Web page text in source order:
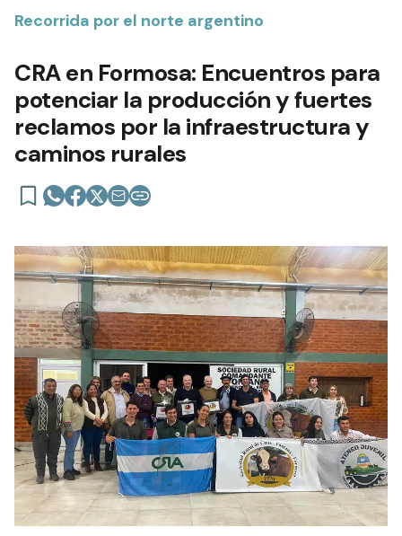
Recorrida por el norte argentino
CRA en Formosa: Encuentros para
potenciar la producción y fuertes
reclamos por la infraestructura y
caminos rurales